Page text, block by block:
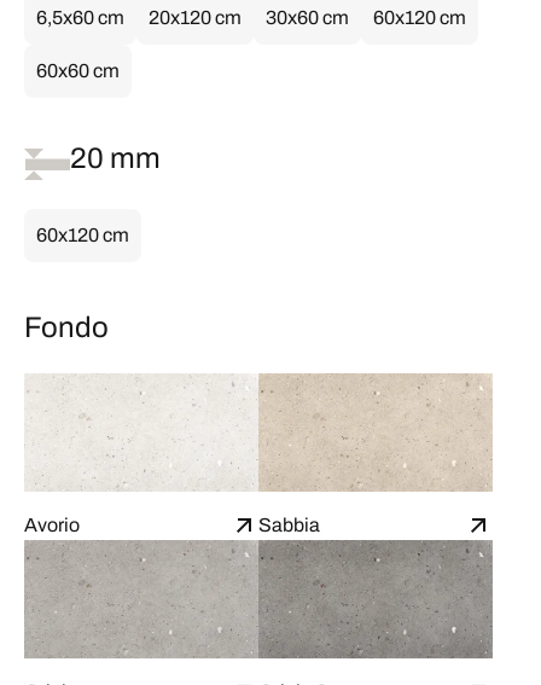
6,5x60 cm 20x120 cm 30x60 cm 60x120 cm
60x60 cm
20 mm
60x120 cm
Fondo
Avorio Sabbia